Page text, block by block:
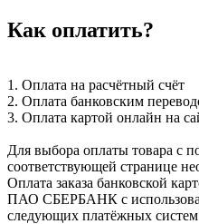
Как оплатить?
1. Оплата на расчётный счёт
2. Оплата банковским
3. Оплата картой онлайн на
Для выбора оплаты товара с
соответствующей странице
Оплата заказа банковской
ПАО СБЕРБАНК с
следующих платёжных